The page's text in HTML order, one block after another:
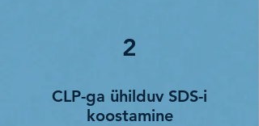
2
CLP-ga ühilduv SDS-i
koostamine